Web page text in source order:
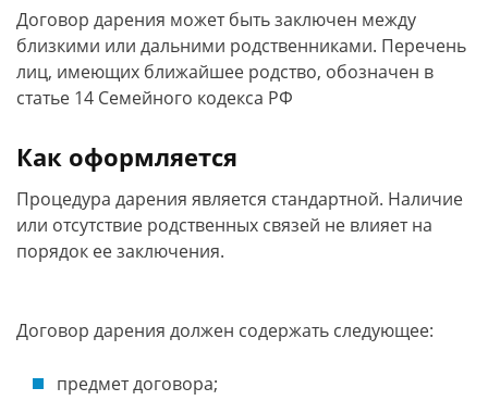
Договор дарения может быть заключен между
близкими или дальними родственниками. Перечень
лиц, имеющих ближайшее родство, обозначен в
статье 14 Семейного кодекса РФ
Как оформляется
Процедура дарения является стандартной. Наличие
или отсутствие родственных связей не влияет на
порядок ее заключения.
Договор дарения должен содержать следующее:
предмет договора;